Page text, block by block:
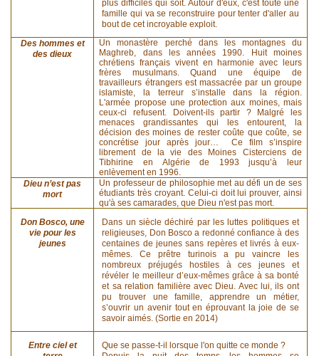
plus difficiles qui soit. Autour d'eux, c'est toute une
famille qui va se reconstruire pour tenter d'aller au
bout de cet incroyable exploit.
Des hommes et
des dieux
Un monastère perché dans les montagnes du
Maghreb, dans les années 1990. Huit moines
chrétiens français vivent en harmonie avec leurs
frères musulmans. Quand une équipe de
travailleurs étrangers est massacrée par un groupe
islamiste, la terreur s’installe dans la région.
L'armée propose une protection aux moines, mais
ceux-ci refusent. Doivent-ils partir ? Malgré les
menaces grandissantes qui les entourent, la
décision des moines de rester coûte que coûte, se
concrétise jour après jour… Ce film s’inspire
librement de la vie des Moines Cisterciens de
Tibhirine en Algérie de 1993 jusqu’à leur
enlèvement en 1996.
Dieu n’est pas
mort
Un professeur de philosophie met au défi un de ses
étudiants très croyant. Celui-ci doit lui prouver, ainsi
qu'à ses camarades, que Dieu n'est pas mort.
Don Bosco, une
vie pour les
jeunes
Dans un siècle déchiré par les luttes politiques et
religieuses, Don Bosco a redonné confiance à des
centaines de jeunes sans repères et livrés à eux-
mêmes. Ce prêtre turinois a pu vaincre les
nombreux préjugés hostiles à ces jeunes et
révéler le meilleur d’eux-mêmes grâce à sa bonté
et sa relation familière avec Dieu. Avec lui, ils ont
pu trouver une famille, apprendre un métier,
s’ouvrir un avenir tout en éprouvant la joie de se
savoir aimés. (Sortie en 2014)
Entre ciel et
Que se passe-t-il lorsque l'on quitte ce monde ?